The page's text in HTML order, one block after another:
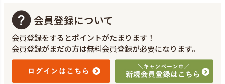
会員登録について
会員登録をするとポイントがたまります！
会員登録がまだの方は無料会員登録が必要になります。